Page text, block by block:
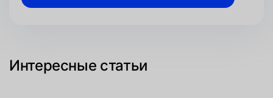
Интересные статьи